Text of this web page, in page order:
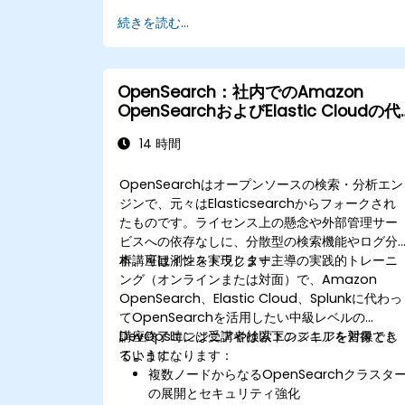
続きを読む...
OpenSearch：社内でのAmazon
OpenSearchおよびElastic Cloudの代
14 時間
OpenSearchはオープンソースの検索・分析エン
ジンで、元々はElasticsearchからフォークされ
たものです。ライセンス上の懸念や外部管理サー
ビスへの依存なしに、分散型の検索機能やログ分
析、可観測性を実現します。
本講座はインストラクター主導の実践的トレーニ
ング（オンラインまたは対面）で、Amazon
OpenSearch、Elastic Cloud、Splunkに代わっ
てOpenSearchを活用したい中級レベルの
DevOpsエンジニアや検索エンジニアを対象とし
ています。
講座終了時には受講者は以下のスキルを習得でき
るようになります：
複数ノードからなるOpenSearchクラスター
の展開とセキュリティ強化